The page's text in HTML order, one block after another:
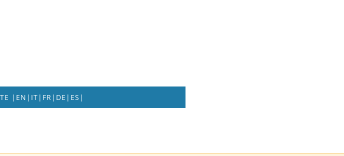
|EN|IT|FR|DE|ES|